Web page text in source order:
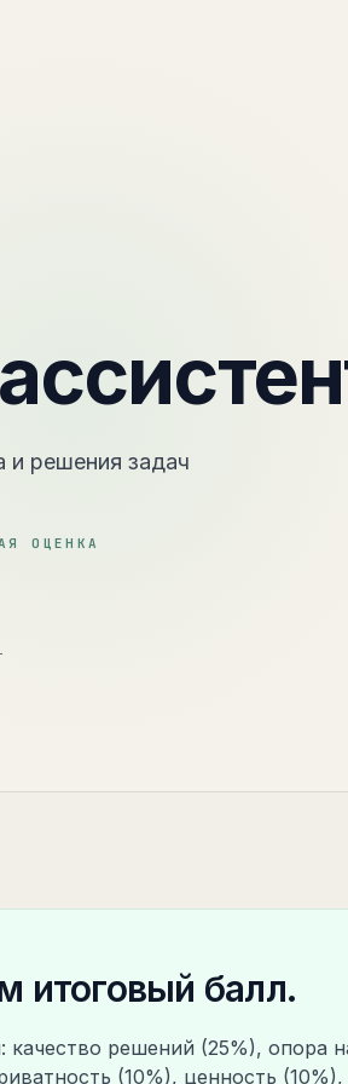
и решения задач
ОЦЕНКА
итоговый балл.
решений (25%), опора
(10%), ценность (10%),